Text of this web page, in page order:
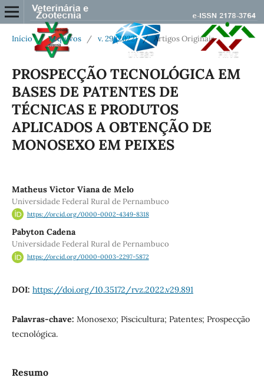
Início / Arquivos / v. 29 (2022) / Artigos Originais
PROSPECÇÃO TECNOLÓGICA EM
BASES DE PATENTES DE
TÉCNICAS E PRODUTOS
APLICADOS A OBTENÇÃO DE
MONOSEXO EM PEIXES
Matheus Victor Viana de Melo
Universidade Federal Rural de Pernambuco
https://orcid.org/0000-0002-4349-8318
Pabyton Cadena
Universidade Federal Rural de Pernambuco
https://orcid.org/0000-0003-2297-5872
DOI: https://doi.org/10.35172/rvz.2022.v29.891
Palavras-chave: Monosexo; Piscicultura; Patentes; Prospecção
tecnológica.
Resumo